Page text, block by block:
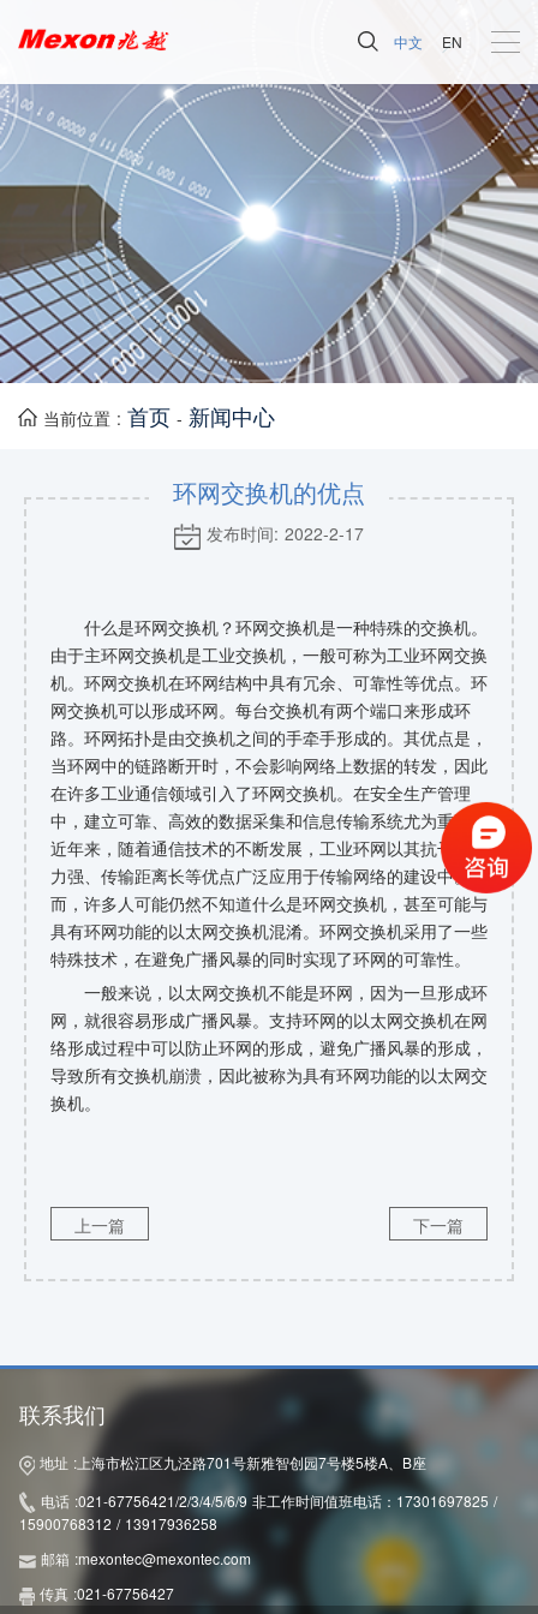
中文 EN
当前位置 : 首页 - 新闻中心
环网交换机的优点
发布时间: 2022-2-17
什么是环网交换机？ 环网交换机是一种特殊的交换机。
由于主环网交换机是工业交换机，一般可称为工业环网交换
机。环网交换机在环网结构中具有冗余、可靠性等优点。环
网交换机可以形成环网。每台交换机有两个端口来形成环
路。环网拓扑是由交换机之间的手牵手形成的。其优点是，
当环网中的链路断开时，不会影响网络上数据的转发，因此
在许多工业通信领域引入了环网交换机。在安全生产管理
中，建立可靠、高效的数据采集和信息传输系统尤为重要。
近年来，随着通信技术的不断发展，工业环网以其抗干扰能
力强、传输距离长等优点广泛应用于传输网络的建设中。然
而，许多人可能仍然不知道什么是环网交换机，甚至可能与
具有环网功能的以太网交换机混淆。环网交换机采用了一些
特殊技术，在避免广播风暴的同时实现了环网的可靠性。
一般来说，以太网交换机不能是环网，因为一旦形成环
网，就很容易形成广播风暴。支持环网的以太网交换机在网
络形成过程中可以防止环网的形成，避免广播风暴的形成，
导致所有交换机崩溃，因此被称为具有环网功能的以太网交
换机。
上一篇 下一篇
联系我们
地址 : 上海市松江区九泾路701号新雅智创园7号楼5楼A、B座
电话 :021-67756421/2/3/4/5/6/9 非工作时间值班电话：17301697825 /
15900768312 / 13917936258
邮箱 :mexontec@mexontec.com
传真 :021-67756427